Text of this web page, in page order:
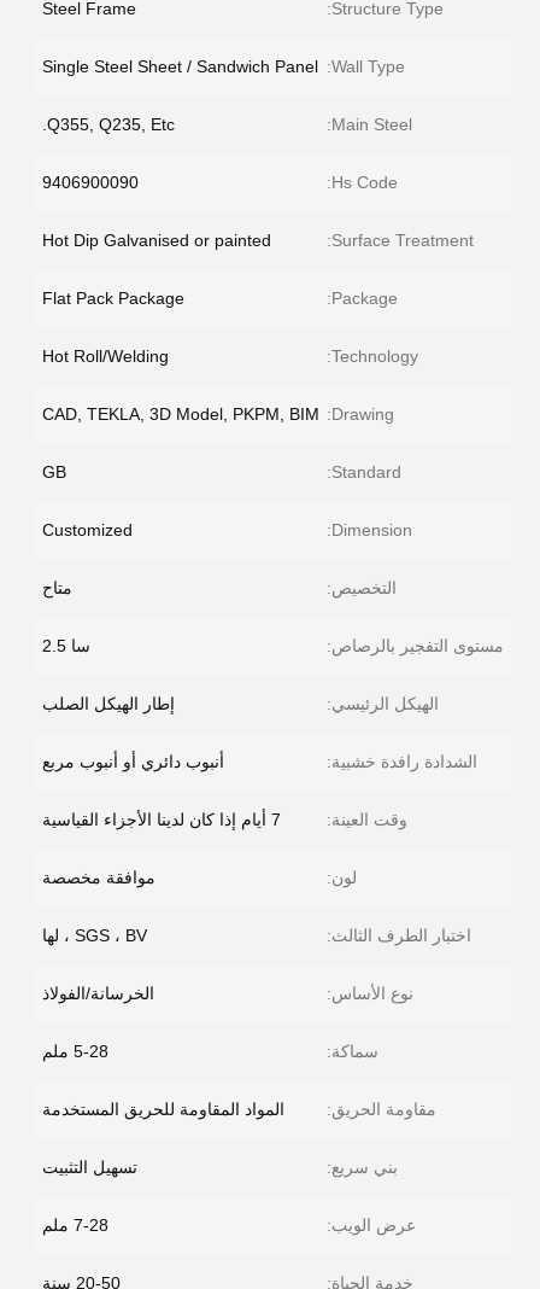
Structure Type:
Steel Frame
Wall Type:
Single Steel Sheet / Sandwich Panel
Main Steel:
Q355, Q235, Etc.
Hs Code:
9406900090
Surface Treatment:
Hot Dip Galvanised or painted
Package:
Flat Pack Package
Technology:
Hot Roll/Welding
Drawing:
CAD, TEKLA, 3D Model, PKPM, BIM
Standard:
GB
Dimension:
Customized
التخصيص: متاح
مستوى التفجير بالرصاص: سا 2.5
الهيكل الرئيسي: إطار الهيكل الصلب
الشدادة رافدة خشبية: أنبوب دائري أو أنبوب مربع
وقت العينة: 7 أيام إذا كان لدينا الأجزاء القياسية
لون: موافقة مخصصة
اختبار الطرف الثالث: SGS ، BV ، لها
نوع الأساس: الخرسانة/الفولاذ
سماكة: 5-28 ملم
مقاومة الحريق: المواد المقاومة للحريق المستخدمة
بني سريع: تسهيل التثبيت
عرض الويب: 7-28 ملم
خدمة الحياة: 20-50 سنة